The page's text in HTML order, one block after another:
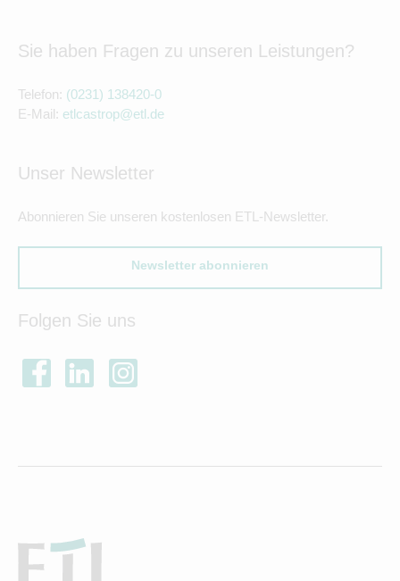
Sie haben Fragen zu unseren Leistungen?
Telefon: (0231) 138420-0
E-Mail: etlcastrop@etl.de
Unser Newsletter
Abonnieren Sie unseren kostenlosen ETL-Newsletter.
Newsletter abonnieren
Folgen Sie uns